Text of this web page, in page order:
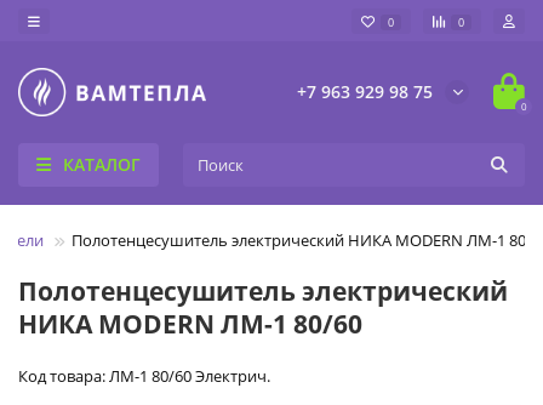
0 0
+7 963 929 98 75
0
КАТАЛОГ
Полотенцесушитель электрический НИКА MODERN ЛМ-1 80/
Полотенцесушитель электрический
НИКА MODERN ЛМ-1 80/60
Код товара: ЛМ-1 80/60 Электрич.